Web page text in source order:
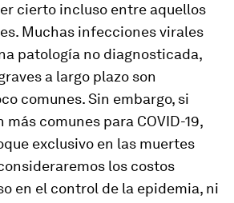
cierto incluso entre aquellos
Muchas infecciones virales
patología no diagnosticada,
a largo plazo son
comunes. Sin embargo, si
comunes para COVID-19,
exclusivo en las muertes
los costos
en el control de la epidemia, ni